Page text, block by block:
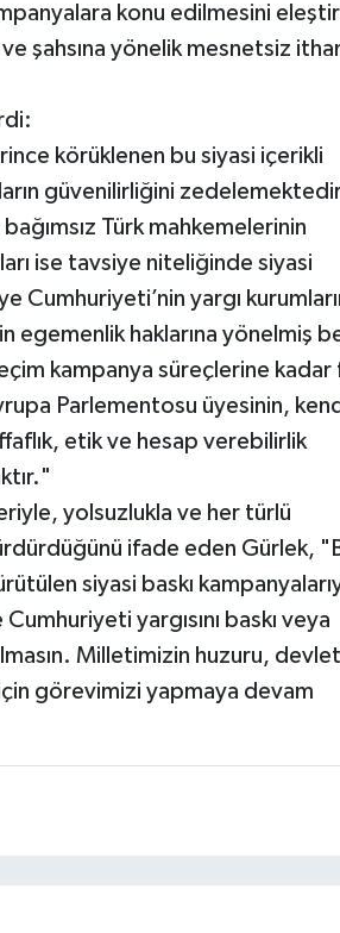
konu edilmesini
şahsına yönelik mesnetsiz
körüklenen bu siyasi içerikli
güvenilirliğini
Türk mahkemelerinin
ise tavsiye niteliğinde siyasi
yargı
egemenlik haklarına yönelmiş
kampanya süreçlerine kadar
Parlementosu üyesinin,
etik ve hesap verebilirlik
yolsuzlukla ve her türlü
ifade eden Gürlek,
siyasi baskı
yargısını baskı veya
Milletimizin huzuru,
görevimizi yapmaya devam